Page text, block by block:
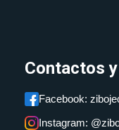
Contactos
Facebook:
Instagram: